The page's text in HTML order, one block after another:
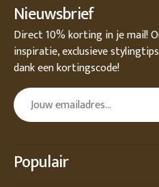
Nieuwsbrief
Direct 10% korting in je mail!
inspiratie, exclusieve
dank een kortingscode!
Populair